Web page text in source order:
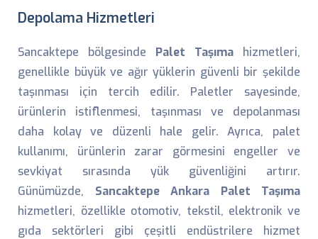
Depolama Hizmetleri
Sancaktepe bölgesinde Palet Taşıma hizmetleri,
genellikle büyük ve ağır yüklerin güvenli bir şekilde
taşınması için tercih edilir. Paletler sayesinde,
ürünlerin istiflenmesi, taşınması ve depolanması
daha kolay ve düzenli hale gelir. Ayrıca, palet
kullanımı, ürünlerin zarar görmesini engeller ve
sevkiyat sırasında yük güvenliğini artırır.
Günümüzde, Sancaktepe Ankara Palet Taşıma
hizmetleri, özellikle otomotiv, tekstil, elektronik ve
gıda sektörleri gibi çeşitli endüstrilere hizmet